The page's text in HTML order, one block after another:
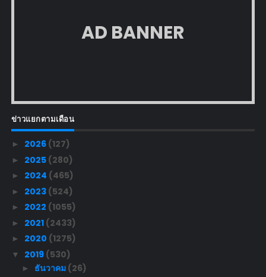
AD BANNER
ข่าวแยกตามเดือน
► 2026 (127)
► 2025 (280)
► 2024 (465)
► 2023 (524)
► 2022 (1055)
► 2021 (2433)
► 2020 (1275)
▼ 2019 (530)
► ธันวาคม (26)